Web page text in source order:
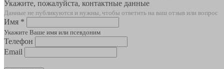
Укажите, пожалуйста, контактные данные
Данные не публикуются и нужны, чтобы ответить на ваш отзыв или вопрос
Имя *
Укажите Ваше имя или псевдоним
Телефон
Email